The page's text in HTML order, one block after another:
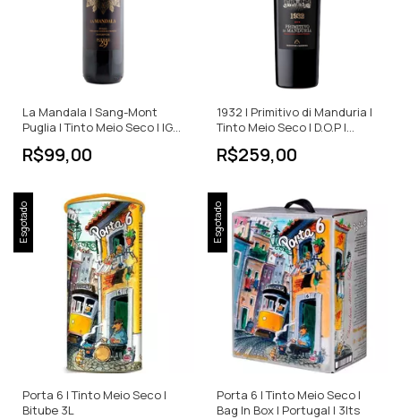
La Mandala | Sang-Mont
Puglia | Tinto Meio Seco | IGT |
750ml
R$99,00
1932 | Primitivo di Manduria |
Tinto Meio Seco | D.O.P |
750ml
R$259,00
Esgotado
Porta 6 | Tinto Meio Seco |
Bitube 3L
Esgotado
Porta 6 | Tinto Meio Seco |
Bag In Box | Portugal | 3lts